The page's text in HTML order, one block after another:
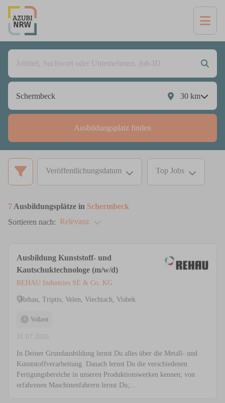
30 km
Ausbildungsplatz finden
Veröffentlichungsdatum Top Jobs
7 Ausbildungsplätze in Schermbeck
Sortieren nach: Relevanz
Ausbildung Kunststoff- und
Kautschuktechnologe (m/w/d)
REHAU Industries SE & Co. KG
Rehau, Triptis, Velen, Viechtach, Visbek
Vollzeit
31.07.2026
In Deiner Grundausbildung lernst Du alles über die Metall- und
Kunststoffverarbeitung. Danach lernst Du die verschiedenen
Fertigungsbereiche in unseren Produktionswerken kennen; von
erfahrenen Maschinenfahrern lernst Du;...